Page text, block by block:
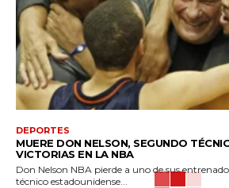
DEPORTES
MUERE DON NELSON, SEGUNDO
VICTORIAS EN LA NBA
Don Nelson NBA pierde a uno de sus
técnico estadounidense...